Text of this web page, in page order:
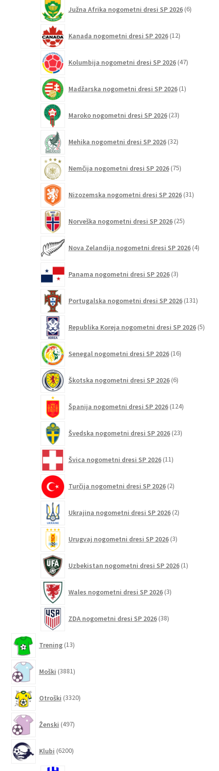
Južna Afrika nogometni dresi SP 2026 6izdelkov
Kanada nogometni dresi SP 2026 12izdelkov
Kolumbija nogometni dresi SP 2026 47izdelkov
Madžarska nogometni dresi SP 2026 1izdelek
Maroko nogometni dresi SP 2026 23izdelkov
Mehika nogometni dresi SP 2026 32izdelkov
Nemčija nogometni dresi SP 2026 75izdelkov
Nizozemska nogometni dresi SP 2026 31izdelkov
Norveška nogometni dresi SP 2026 25izdelkov
Nova Zelandija nogometni dresi SP 2026 4izdelki
Panama nogometni dresi SP 2026 3izdelki
Portugalska nogometni dresi SP 2026 131
Republika Koreja nogometni dresi SP 2026 5
Senegal nogometni dresi SP 2026 16izdelkov
Škotska nogometni dresi SP 2026 6izdelkov
Španija nogometni dresi SP 2026 124izdelkov
Švedska nogometni dresi SP 2026 23izdelkov
Švica nogometni dresi SP 2026 11izdelkov
Turčija nogometni dresi SP 2026 2izdelka
Ukrajina nogometni dresi SP 2026 2izdelka
Urugvaj nogometni dresi SP 2026 3izdelki
Uzbekistan nogometni dresi SP 2026 1izdelek
Wales nogometni dresi SP 2026 3izdelki
ZDA nogometni dresi SP 2026 38izdelkov
Trening 13izdelkov
Moški 3881izdelkov
Otroški 3320izdelkov
Ženski 497izdelkov
Klubi 6200izdelkov